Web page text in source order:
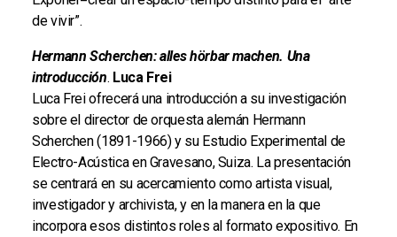
de vivir”.
Hermann Scherchen: alles hörbar machen. Una
introducción. Luca Frei
Luca Frei ofrecerá una introducción a su investigación
sobre el director de orquesta alemán Hermann
Scherchen (1891-1966) y su Estudio Experimental de
Electro-Acústica en Gravesano, Suiza. La presentación
se centrará en su acercamiento como artista visual,
investigador y archivista, y en la manera en la que
incorpora esos distintos roles al formato expositivo. En